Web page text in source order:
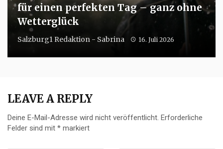
für einen perfekten Tag – ganz ohne
Wetterglück
Salzburg1 Redaktion - Sabrina 16. Juli 2026
LEAVE A REPLY
Deine E-Mail-Adresse wird nicht veröffentlicht. Erforderliche
Felder sind mit * markiert